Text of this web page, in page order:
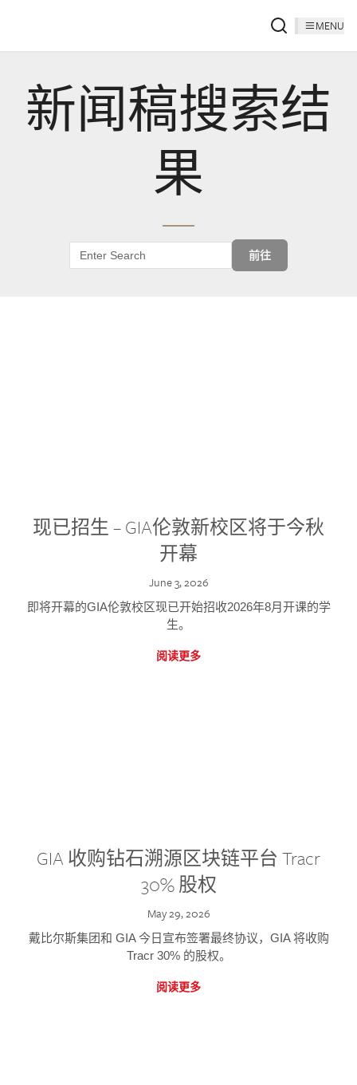
MENU
新闻稿搜索结
果
前往
现已招生 – GIA伦敦新校区将于今秋
开幕
June 3, 2026
即将开幕的GIA伦敦校区现已开始招收2026年8月开课的学
生。
阅读更多
GIA 收购钻石溯源区块链平台 Tracr
30% 股权
May 29, 2026
戴比尔斯集团和 GIA 今日宣布签署最终协议，GIA 将收购
Tracr 30% 的股权。
阅读更多